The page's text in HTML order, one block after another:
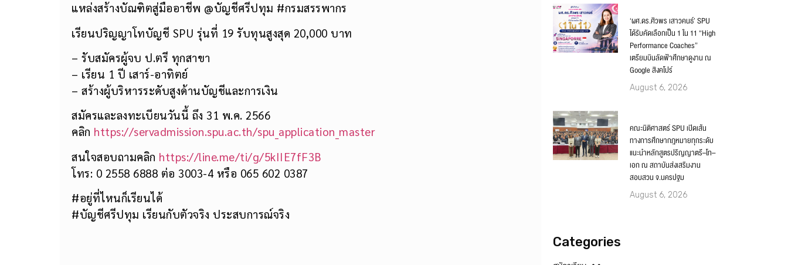
แหล่งสร้างบัณฑิตสู่มืออาชีพ @บัญชีศรีปทุม #กรมสรรพากร
เรียนปริญญาโทบัญชี SPU รุ่นที่ 19 รับทุนสูงสุด 20,000 บาท
– รับสมัครผู้จบ ป.ตรี ทุกสาขา
– เรียน 1 ปี เสาร์-อาทิตย์
– สร้างผู้บริหารระดับสูงด้านบัญชีและการเงิน
สมัครและลงทะเบียนวันนี้ ถึง 31 พ.ค. 2566
คลิก https://servadmission.spu.ac.th/spu_application_master
สนใจสอบถามคลิก https://line.me/ti/g/5kIIE7fF3B
โทร: 0 2558 6888 ต่อ 3003-4 หรือ 065 602 0387
#อยู่ที่ไหนก็เรียนได้
#บัญชีศรีปทุม เรียนกับตัวจริง ประสบการณ์จริง
‘ผศ.ดร.ศิวพร เสาวคนธ์’ SPU
ได้รับคัดเลือกเป็น 1 ใน 11 “High
Performance Coaches”
เตรียมบินลัดฟ้าศึกษาดูงาน ณ
Google สิงคโปร์
August 6, 2026
คณะนิติศาสตร์ SPU เปิดเส้น
ทางการศึกษากฎหมายทุกระดับ
แนะนำหลักสูตรปริญญาตรี–โท–
เอก ณ สถาบันส่งเสริมงาน
สอบสวน จ.นครปฐม
August 6, 2026
Categories